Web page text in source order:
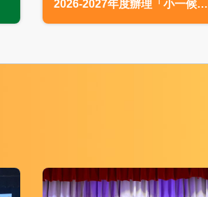
2026-2027年度辦理「小一候補
生」申請順知